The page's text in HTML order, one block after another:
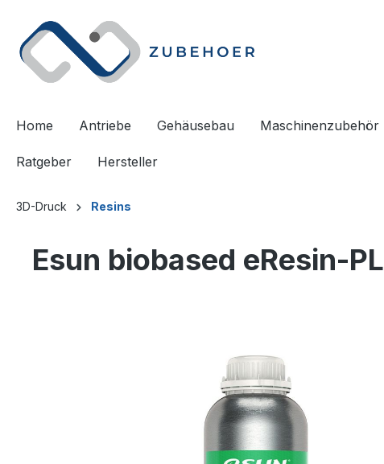
Home Antriebe Gehäusebau Maschinenzubehör
Ratgeber Hersteller
3D-Druck Resins
Esun biobased eResin-